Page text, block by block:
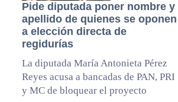
Pide diputada poner nombre y
apellido de quienes se oponen
a elección directa de
regidurías
La diputada María Antonieta Pérez
Reyes acusa a bancadas de PAN, PRI
y MC de bloquear el proyecto